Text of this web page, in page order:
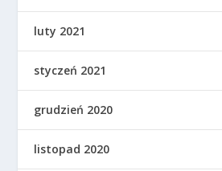
luty 2021
styczeń 2021
grudzień 2020
listopad 2020